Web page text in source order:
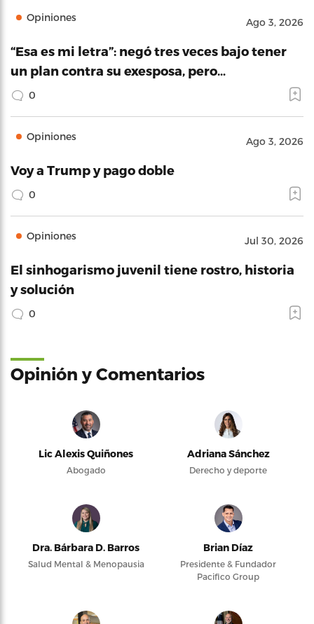
Opiniones Ago 3, 2026
“Esa es mi letra”: negó tres veces bajo tener
un plan contra su exesposa, pero…
0
Opiniones Ago 3, 2026
Voy a Trump y pago doble
0
Opiniones Jul 30, 2026
El sinhogarismo juvenil tiene rostro, historia
y solución
0
Opinión y Comentarios
Lic Alexis Quiñones
Abogado
Adriana Sánchez
Derecho y deporte
Dra. Bárbara D. Barros
Salud Mental & Menopausia
Brian Díaz
Presidente & Fundador
Pacifico Group